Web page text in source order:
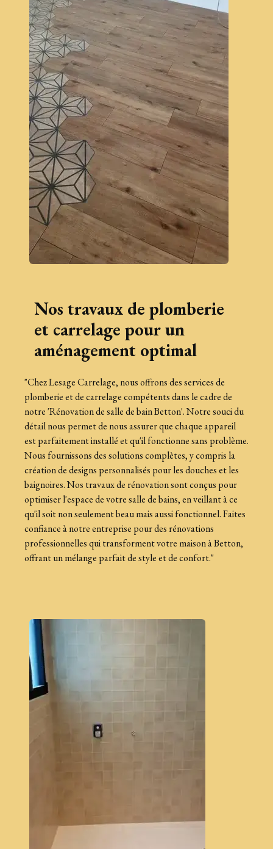
Nos travaux de plomberie
et carrelage pour un
aménagement optimal
"Chez Lesage Carrelage, nous offrons des services de
plomberie et de carrelage compétents dans le cadre de
notre 'Rénovation de salle de bain Betton'. Notre souci du
détail nous permet de nous assurer que chaque appareil
est parfaitement installé et qu'il fonctionne sans problème.
Nous fournissons des solutions complètes, y compris la
création de designs personnalisés pour les douches et les
baignoires. Nos travaux de rénovation sont conçus pour
optimiser l'espace de votre salle de bains, en veillant à ce
qu'il soit non seulement beau mais aussi fonctionnel. Faites
confiance à notre entreprise pour des rénovations
professionnelles qui transforment votre maison à Betton,
offrant un mélange parfait de style et de confort."